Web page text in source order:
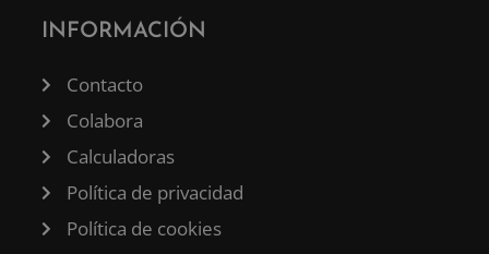
INFORMACIÓN
Contacto
Colabora
Calculadoras
Política de privacidad
Política de cookies